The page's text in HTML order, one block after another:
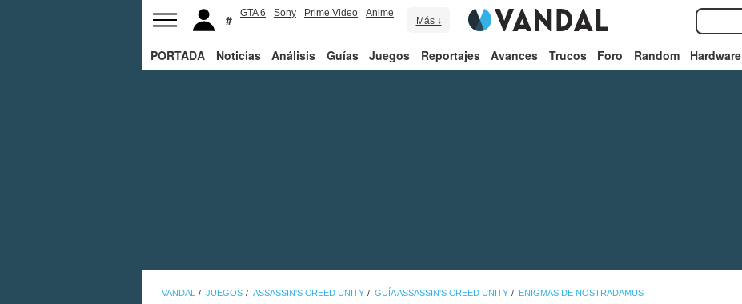
GTA 6 Sony Prime Video Anime
Más ↓
PORTADA Noticias Análisis Guías Juegos Reportajes Avances Trucos Foro Random Hardware
VANDAL JUEGOS ASSASSIN'S CREED UNITY GUÍA ASSASSIN'S CREED UNITY ENIGMAS DE NOSTRADAMUS